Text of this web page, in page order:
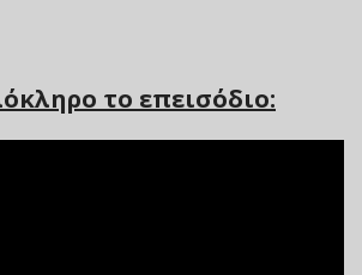
το επεισόδιο: